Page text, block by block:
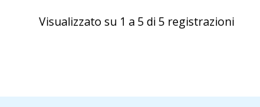
Visualizzato su 1 a 5 di 5 registrazioni